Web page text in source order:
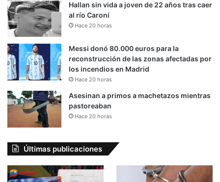
Hallan sin vida a joven de 22 años tras caer
al río Caroní
Hace 20 horas
Messi donó 80.000 euros para la
reconstrucción de las zonas afectadas por
los incendios en Madrid
Hace 20 horas
Asesinan a primos a machetazos mientras
pastoreaban
Hace 20 horas
Últimas publicaciones